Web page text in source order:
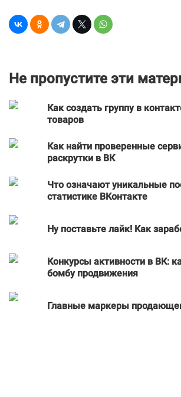
Не пропустите эти
Как создать группу в
товаров
Как найти проверенные
раскрутки в ВК
Что означают уникальные
статистике ВКонтакте
Ну поставьте лайк! Как
Конкурсы активности в ВК:
бомбу продвижения
Главные маркеры